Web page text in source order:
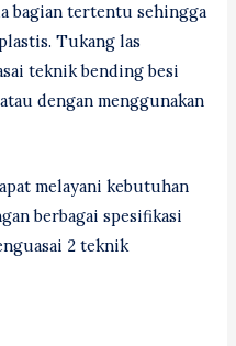
bagian tertentu sehingga
Tukang las
teknik bending besi
dengan menggunakan
melayani kebutuhan
berbagai spesifikasi
2 teknik